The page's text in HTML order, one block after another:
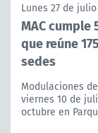
Lunes 27 de
MAC
que reúne
sedes
Modulaciones
viernes 10 de
octubre en